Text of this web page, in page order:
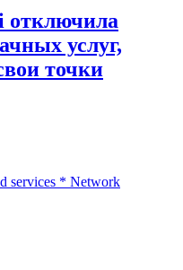
отключила
услуг,
точки
services * Network